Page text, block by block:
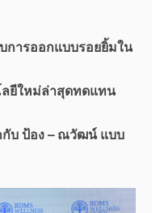
บการออกแบบรอยยิ้มใน
ลยีใหม่ล่าสุดทดแทน
บ ป้อง – ณวัฒน์ แบบ